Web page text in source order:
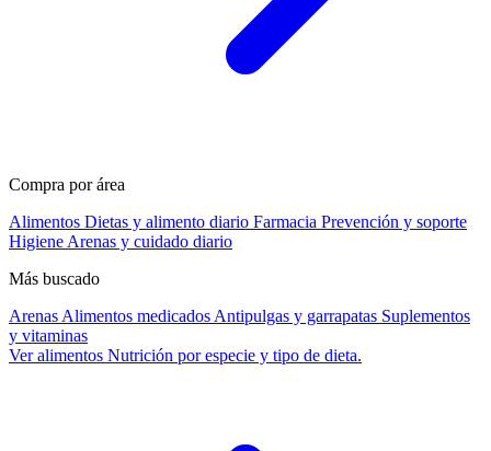
Compra por área
Alimentos Dietas y alimento diario Farmacia Prevención y soporte
Higiene Arenas y cuidado diario
Más buscado
Arenas Alimentos medicados Antipulgas y garrapatas Suplementos
y vitaminas
Ver alimentos Nutrición por especie y tipo de dieta.